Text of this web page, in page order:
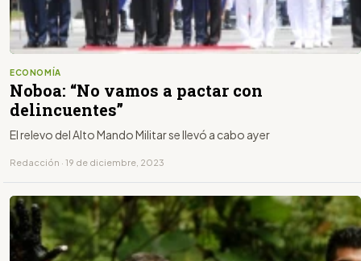
ECONOMÍA
Noboa: “No vamos a pactar con
delincuentes”
El relevo del Alto Mando Militar se llevó a cabo ayer
Redacción · 19 de diciembre, 2023